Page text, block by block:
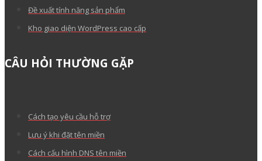
Đề xuất tính năng sản phẩm
Kho giao diện WordPress cao cấp
CÂU HỎI THƯỜNG GẶP
Cách tạo yêu cầu hỗ trợ
Lưu ý khi đặt tên miền
Cách cấu hình DNS tên miền